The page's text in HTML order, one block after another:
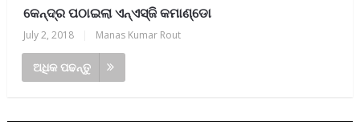
କେନ୍ଦ୍ର ପଠାଇଲା ଏନ୍‌ଏସ୍‌ଜି କମାଣ୍ଡୋ
July 2, 2018 Manas Kumar Rout
ଅଧିକ ପଢନ୍ତୁ